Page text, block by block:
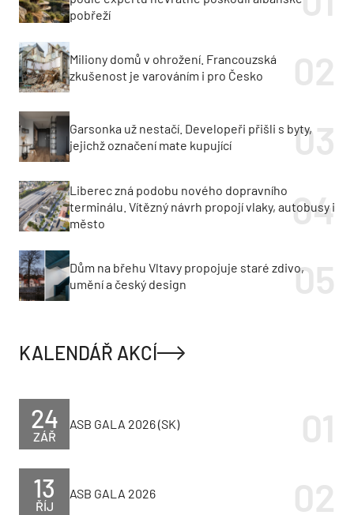
pobřeží
Miliony domů v ohrožení. Francouzská
zkušenost je varováním i pro Česko
Garsonka už nestačí. Developeři přišli s byty,
jejichž označení mate kupující
Liberec zná podobu nového dopravního
terminálu. Vítězný návrh propojí vlaky, autobusy i
město
Dům na břehu Vltavy propojuje staré zdivo,
umění a český design
KALENDÁŘ AKCÍ
ZÁŘ
24 ASB GALA 2026 (SK)
ŘÍJ
13 ASB GALA 2026